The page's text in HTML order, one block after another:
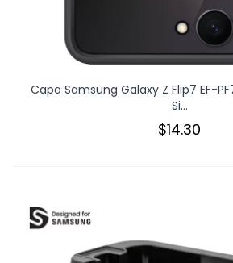
Capa Samsung Galaxy Z Flip7 EF-
Si...
$14.30